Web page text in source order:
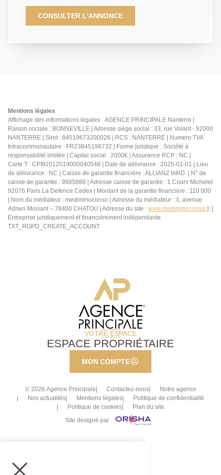
25m², proche de la place de La Boule, du centre
commercial Leclerc, des écoles maternelles et
primaires (Jules Ferry à 5 minutes à pied). Les
espaces la rendent très fonctionnelle. Au 1er étage se
trouvent un salon et une salle à manger traversant de
25m² , ouvrant sur sa véranda et sa terrasse
exposées plein sud. La cuisine indépendante et
équipée permet l'accès à la véranda, un WC
indépendant avec lave-mains. Au 2ème étage un
palier, deux chambres, un bureau, une salle de bains
et un WC indépendant. Au rez-de-chaussée, un studio
indépendant de 25m² composé de son entrée
indépendante, une pièce de vie, d'une cuisine et
d'une salle d'eau avec WC. Egalement, un atelier et
un garage, une buanderie sur une surface de 33 m²
L en date de 2023, la toiture a été refaite en 2018.
Nous contacter : 01.40.97.07.07.AP.LT.
CONSULTER L'ANNONCE
Mentions légales
Affichage des informations légales : AGENCE PRINCIPALE Nanterre |
Raison sociale : BONNEVILLE | Adresse siège social : 33, rue Volant - 92000
NANTERRE | Siret : 84519673200026 | RCS : NANTERRE | Numero TVA
Intracommunautaire : FR23845196732 | Forme juridique : Société à
responsabilité limitée | Capital social : 2000€ | Assurance RCP : NC |
Carte T : CPI92012019000040548 | Date de délivrance : 2025-01-01 | Lieu
de délivrance : NC | Caisse de garantie financière : ALLIANZ IARD. | N° de
caisse de garantie : 9885888 | Adresse caisse de garantie : 1 Cours Michelet
92076 Paris La Defence Cedex | Montant de la garantie financière : 110 000
| Nom du médiateur : medimmoconso | Adresse du médiateur : 3, avenue
Adrien Moisant – 78400 CHATOU | Adresse du site : www.medimmoconso.fr
Entreprise juridiquement et financièrement indépendante
TXT_RGPD_CREATE_ACCOUNT
VOTRE ESPACE
ESPACE PROPRIÉTAIRE
MON COMPTE
© 2026 Agence Principale Contactez-nous
Notre agence
Nos actualités
Mentions légales
Politique de confidentialité
Politique de cookies
Plan du site
Site designé par